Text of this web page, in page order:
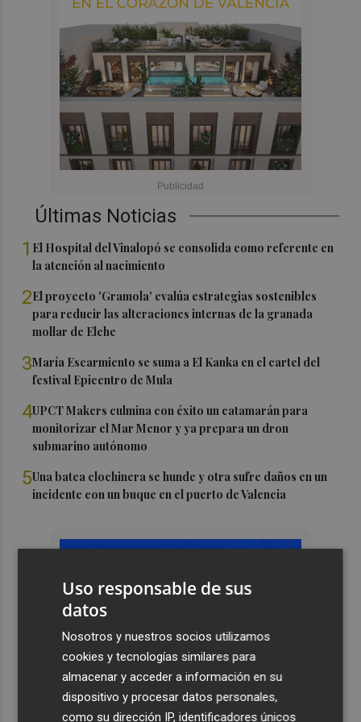
Últimas Noticias
1 El Hospital del Vinalopó se consolida como referente en
la atención al nacimiento
2El proyecto 'Gramola' evalúa estrategias sostenibles
para reducir las alteraciones internas de la granada
mollar de Elche
3María Escarmiento se suma a El Kanka en el cartel del
festival Epicentro de Mula
4UPCT Makers culmina con éxito un catamarán para
monitorizar el Mar Menor y ya prepara un dron
submarino autónomo
5Una batea clochinera se hunde y otra sufre daños en un
incidente con un buque en el puerto de Valencia
Uso responsable de sus
datos
Nosotros y nuestros socios utilizamos
cookies y tecnologías similares para
almacenar y acceder a información en su
dispositivo y procesar datos personales,
como su dirección IP, identificadores únicos